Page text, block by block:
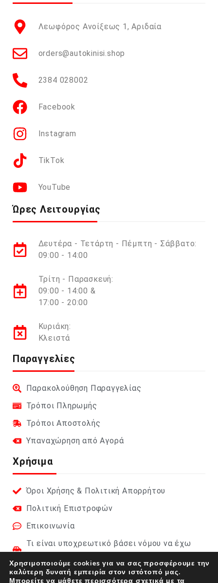
Λεωφόρος Ανοίξεως 1, Αριδαία
orders@autokinisi.shop
2384 028002
Facebook
Instagram
TikTok
YouTube
Ώρες Λειτουργίας
Δευτέρα - Τετάρτη - Πέμπτη - Σάββατο:
09:00 - 14:00
Τρίτη - Παρασκευή:
09:00 - 14:00 &
17:00 - 20:00
Κυριάκη:
Κλειστά
Παραγγελίες
Παρακολούθηση Παραγγελίας
Τρόποι Πληρωμής
Τρόποι Αποστολής
Υπαναχώρηση από Αγορά
Χρήσιμα
Όροι Χρήσης & Πολιτική Απορρήτου
Πολιτική Επιστροφών
Επικοινωνία
Τι είναι υποχρεωτικό βάσει νόμου να έχω
στο αυτοκίνητο;
Φαρμακείο Αυτοκινήτου 2026 (DIN 13164):
Χρησιμοποιούμε cookies για να σας προσφέρουμε την
καλύτερη δυνατή εμπειρία στον ιστότοπό μας.
Μπορείτε να μάθετε περισσότερα σχετικά με τα